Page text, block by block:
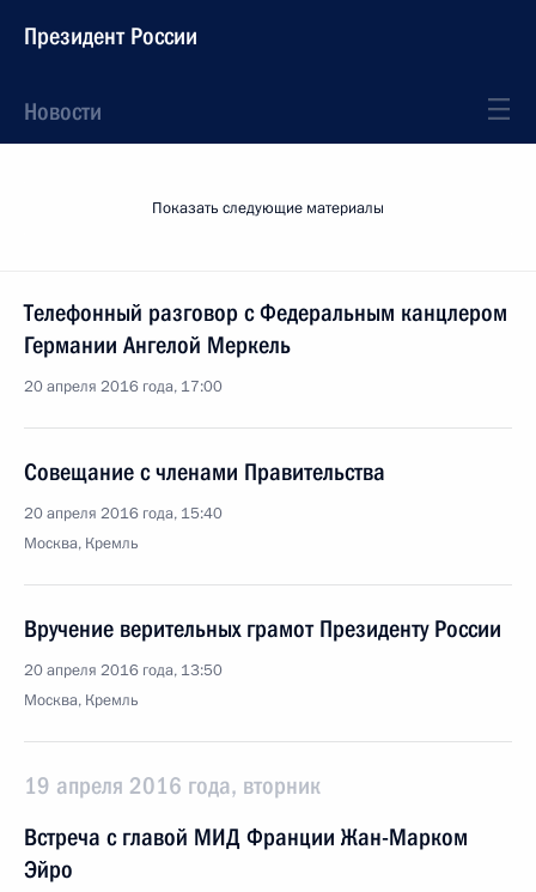
Президент России
Новости
Показать следующие материалы
Телефонный разговор с Федеральным канцлером
Германии Ангелой Меркель
20 апреля 2016 года, 17:00
Совещание с членами Правительства
20 апреля 2016 года, 15:40
Москва, Кремль
Вручение верительных грамот Президенту России
20 апреля 2016 года, 13:50
Москва, Кремль
19 апреля 2016 года, вторник
Встреча с главой МИД Франции Жан-Марком
Эйро